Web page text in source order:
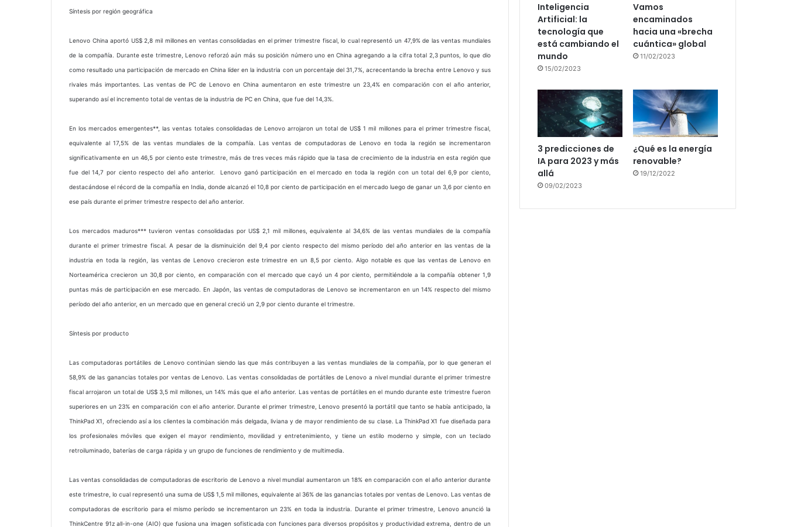
Síntesis por región geográfica
Lenovo China aportó US$ 2,8 mil millones en ventas consolidadas en el primer trimestre fiscal, lo cual representó un 47,9% de las ventas mundiales
de la compañía. Durante este trimestre, Lenovo reforzó aún más su posición número uno en China agregando a la cifra total 2,3 puntos, lo que dio
como resultado una participación de mercado en China líder en la industria con un porcentaje del 31,7%, acrecentando la brecha entre Lenovo y sus
rivales más importantes. Las ventas de PC de Lenovo en China aumentaron en este trimestre un 23,4% en comparación con el año anterior,
superando así el incremento total de ventas de la industria de PC en China, que fue del 14,3%.
En los mercados emergentes**, las ventas totales consolidadas de Lenovo arrojaron un total de US$ 1 mil millones para el primer trimestre fiscal,
equivalente al 17,5% de las ventas mundiales de la compañía. Las ventas de computadoras de Lenovo en toda la región se incrementaron
significativamente en un 46,5 por ciento este trimestre, más de tres veces más rápido que la tasa de crecimiento de la industria en esta región que
fue del 14,7 por ciento respecto del año anterior. Lenovo ganó participación en el mercado en toda la región con un total del 6,9 por ciento,
destacándose el récord de la compañía en India, donde alcanzó el 10,8 por ciento de participación en el mercado luego de ganar un 3,6 por ciento en
ese país durante el primer trimestre respecto del año anterior.
Los mercados maduros*** tuvieron ventas consolidadas por US$ 2,1 mil millones, equivalente al 34,6% de las ventas mundiales de la compañía
durante el primer trimestre fiscal. A pesar de la disminuición del 9,4 por ciento respecto del mismo período del año anterior en las ventas de la
industria en toda la región, las ventas de Lenovo crecieron este trimestre en un 8,5 por ciento. Algo notable es que las ventas de Lenovo en
Norteamérica crecieron un 30,8 por ciento, en comparación con el mercado que cayó un 4 por ciento, permitiéndole a la compañía obtener 1,9
puntas más de participación en ese mercado. En Japón, las ventas de computadoras de Lenovo se incrementaron en un 14% respecto del mismo
período del año anterior, en un mercado que en general creció un 2,9 por ciento durante el trimestre.
Síntesis por producto
Las computadoras portátiles de Lenovo continúan siendo las que más contribuyen a las ventas mundiales de la compañía, por lo que generan el
58,9% de las ganancias totales por ventas de Lenovo. Las ventas consolidadas de portátiles de Lenovo a nivel mundial durante el primer trimestre
fiscal arrojaron un total de US$ 3,5 mil millones, un 14% más que el año anterior. Las ventas de portátiles en el mundo durante este trimestre fueron
superiores en un 23% en comparación con el año anterior. Durante el primer trimestre, Lenovo presentó la portátil que tanto se había anticipado, la
ThinkPad X1, ofreciendo así a los clientes la combinación más delgada, liviana y de mayor rendimiento de su clase. La ThinkPad X1 fue diseñada para
los profesionales móviles que exigen el mayor rendimiento, movilidad y entretenimiento, y tiene un estilo moderno y simple, con un teclado
retroiluminado, baterías de carga rápida y un grupo de funciones de rendimiento y de multimedia.
Las ventas consolidadas de computadoras de escritorio de Lenovo a nivel mundial aumentaron un 18% en comparación con el año anterior durante
este trimestre, lo cual representó una suma de US$ 1,5 mil millones, equivalente al 36% de las ganancias totales por ventas de Lenovo. Las ventas de
computadoras de escritorio para el mismo período se incrementaron un 23% en toda la industria. Durante el primer trimestre, Lenovo anunció la
ThinkCentre 91z all-in-one (AIO) que fusiona una imagen sofisticada con funciones para diversos propósitos y productividad extrema, dentro de un
Inteligencia
Artificial: la
tecnología que
está cambiando el
mundo
15/02/2023
Vamos
encaminados
hacia una «brecha
cuántica» global
11/02/2023
3 predicciones de
IA para 2023 y más
allá
09/02/2023
¿Qué es la energía
renovable?
19/12/2022